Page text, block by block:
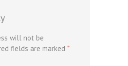
will not be
fields are marked *